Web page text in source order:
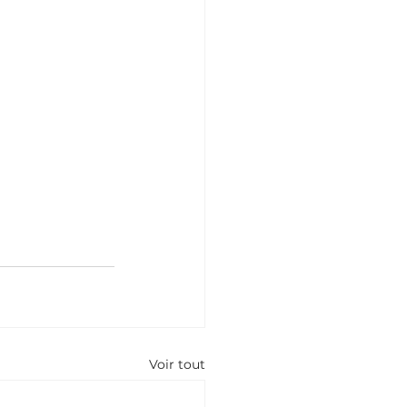
Voir tout